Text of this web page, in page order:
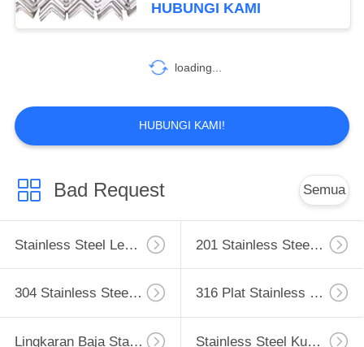
pipa stainless steel
Stainless Steel Bar
36
HUBUNGI KAMI
loading...
HUBUNGI KAMI!
Bad Request Semua
Stainless Steel Lembar 201 Stainless Steel Sheet
304 Stainless Steel Sheet 316 Plat Stainless Steel
Lingkaran Baja Stainless Stainless Steel Kumparan